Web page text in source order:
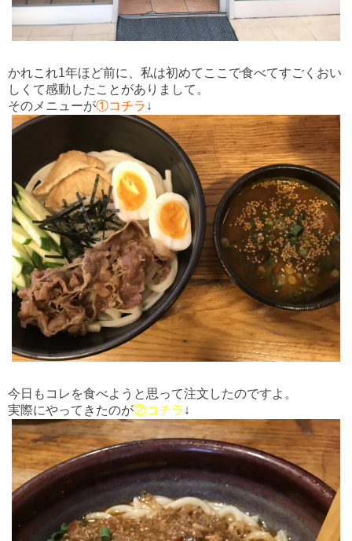
かれこれ1年ほど前に、私は初めてここで食べてすごくおい
しくて感動したことがありまして。
そのメニューが①コチラ ↓
今日もコレを食べようと思って注文したのですよ。
実際にやってきたのが②コチラ ↓